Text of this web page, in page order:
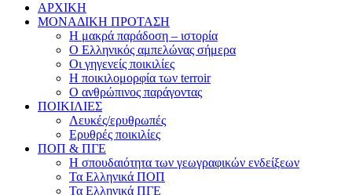
ΑΡΧΙΚΗ
ΜΟΝΑΔΙΚΗ ΠΡΟΤΑΣΗ
Η μακρά παράδοση – ιστορία
Ο Ελληνικός αμπελώνας σήμερα
Οι γηγενείς ποικιλίες
Η ποικιλομορφία των terroir
O ανθρώπινος παράγοντας
ΠΟΙΚΙΛΙΕΣ
Λευκές/ερυθρωπές
Ερυθρές ποικιλίες
ΠΟΠ & ΠΓΕ
Η σπουδαιότητα των γεωγραφικών ενδείξεων
Τα Ελληνικά ΠΟΠ
Τα Ελληνικά ΠΓΕ